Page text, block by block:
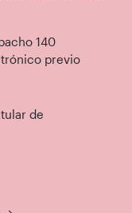
140
previo
de